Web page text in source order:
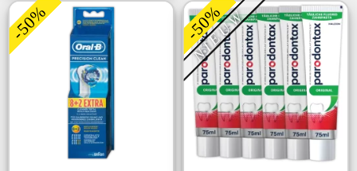
-50% -50%
NIEUW